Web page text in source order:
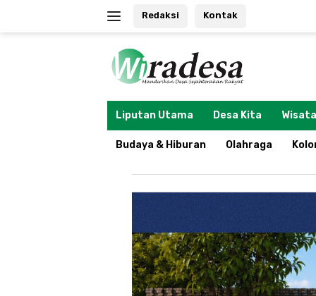
Redaksi Kontak
Liputan Utama Desa Kita
Budaya & Hiburan Olahraga